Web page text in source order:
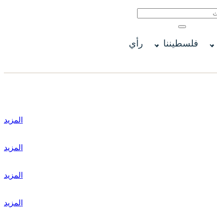
فلسطيننا رأي
المزيد
المزيد
المزيد
المزيد